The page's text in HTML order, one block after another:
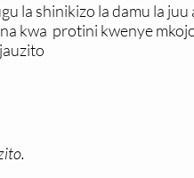
la shinikizo la damu la juu
kwa protini kwenye